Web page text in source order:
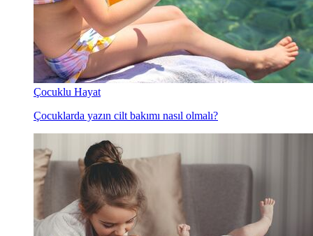
Çocuklu Hayat
Çocuklarda yazın cilt bakımı nasıl olmalı?